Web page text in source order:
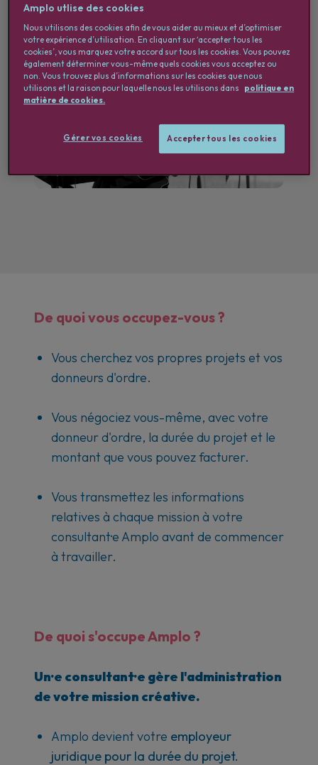
Flexi
Job
Hello
Amplo
De quoi vous occupez-vous ?
Vous cherchez vos propres projets et vos
donneurs d'ordre.
Vous négociez vous-même, avec votre
donneur d'ordre, la durée du projet et le
montant que vous pouvez facturer.
Vous transmettez les informations
relatives à chaque mission à votre
consultant·e Amplo avant de commencer
à travailler.
De quoi s'occupe Amplo ?
Un·e consultant·e gère l'administration
de votre mission créative.
Amplo devient votre employeur
juridique pour la durée du projet.
Amplo utlise des cookies
Nous utilisons des cookies afin de vous aider au mieux et d’optimiser
votre expérience d’utilisation. En cliquant sur ‘accepter tous les
cookies’, vous marquez votre accord sur tous les cookies. Vous pouvez
également déterminer vous-même quels cookies vous acceptez ou
non. Vous trouvez plus d’informations sur les cookies que nous
utilisons et la raison pour laquelle nous les utilisons dans
politique en
matière de cookies.
Gérer vos cookies Accepter tous les cookies